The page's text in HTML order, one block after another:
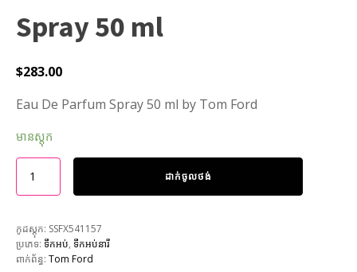
Spray 50 ml
$283.00
Eau De Parfum Spray 50 ml by Tom Ford
មានស្តុក
ដាក់ចូលថង់
កូដស្តុក: SSFX541157
ប្រភេទ: ទឹកអប់, ទឹកអប់នារី
ពាក់ព័ន្ធ: Tom Ford